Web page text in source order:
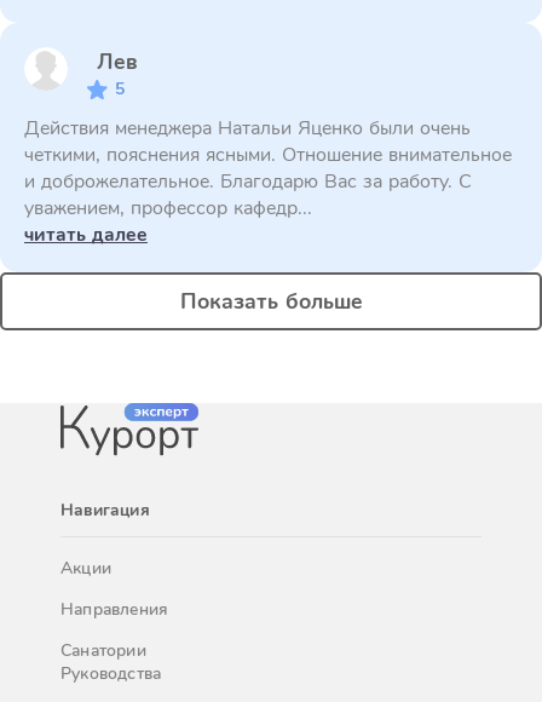
Лев
5
Действия менеджера Натальи Яценко были очень
четкими, пояснения ясными. Отношение внимательное
и доброжелательное. Благодарю Вас за работу. С
уважением, профессор кафедр...
читать далее
Показать больше
Навигация
Акции
Направления
Санатории
Руководства